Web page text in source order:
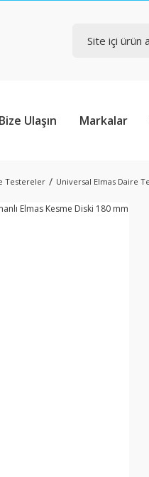
Bize Ulaşın Markalar
Testereler Universal Elmas Daire